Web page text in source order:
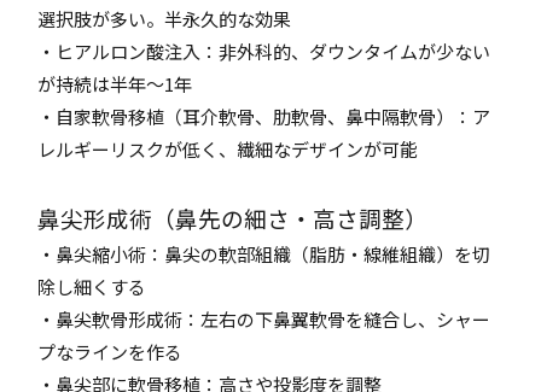
選択肢が多い。半永久的な効果
・ヒアルロン酸注入：非外科的、ダウンタイムが少ない
が持続は半年〜1年
・自家軟骨移植（耳介軟骨、肋軟骨、鼻中隔軟骨）：ア
レルギーリスクが低く、繊細なデザインが可能
鼻尖形成術（鼻先の細さ・高さ調整）
・鼻尖縮小術：鼻尖の軟部組織（脂肪・線維組織）を切
除し細くする
・鼻尖軟骨形成術：左右の下鼻翼軟骨を縫合し、シャー
プなラインを作る
・鼻尖部に軟骨移植：高さや投影度を調整